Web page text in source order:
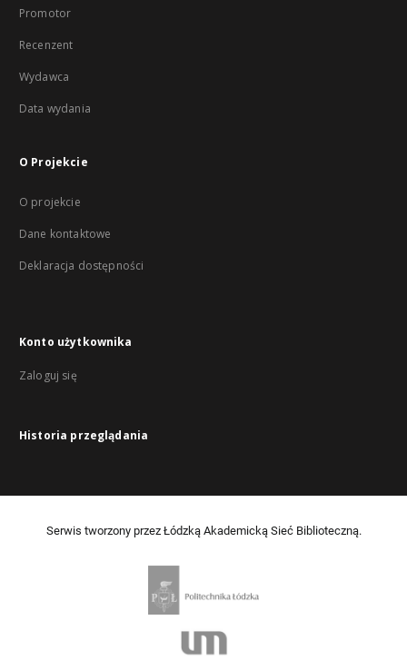
Promotor
Recenzent
Wydawca
Data wydania
O Projekcie
O projekcie
Dane kontaktowe
Deklaracja dostępności
Konto użytkownika
Zaloguj się
Historia przeglądania
Serwis tworzony przez Łódzką Akademicką Sieć Biblioteczną.